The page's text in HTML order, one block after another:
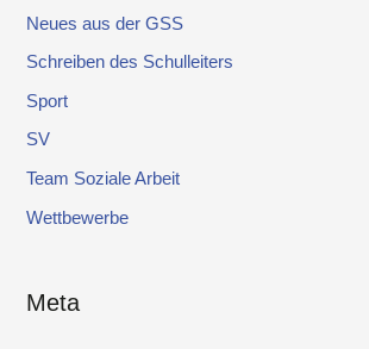
Neues aus der GSS
Schreiben des Schulleiters
Sport
SV
Team Soziale Arbeit
Wettbewerbe
Meta